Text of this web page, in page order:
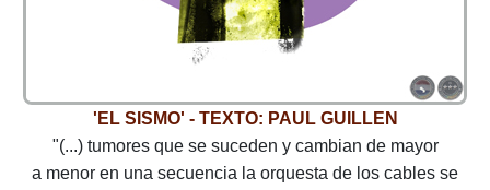
'EL SISMO' - TEXTO: PAUL GUILLEN
"(...) tumores que se suceden y cambian de mayor
a menor en una secuencia la orquesta de los cables se